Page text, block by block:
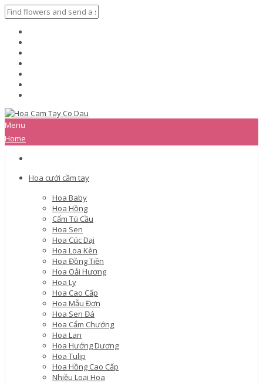
Menu
Home
Hoa cưới cầm tay
Hoa Baby
Hoa Hồng
Cẩm Tú Cầu
Hoa Sen
Hoa Cúc Dại
Hoa Loa Kèn
Hoa Đồng Tiền
Hoa Oải Hương
Hoa Ly
Hoa Cao Cấp
Hoa Mẫu Đơn
Hoa Sen Đá
Hoa Cẩm Chướng
Hoa Lan
Hoa Hướng Dương
Hoa Tulip
Hoa Hồng Cao Cấp
Nhiều Loại Hoa